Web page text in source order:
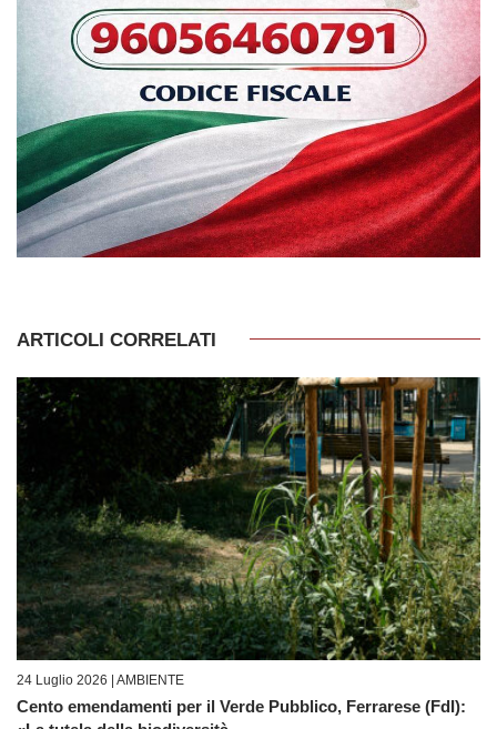
ARTICOLI CORRELATI
24 Luglio 2026 | AMBIENTE
Cento emendamenti per il Verde Pubblico, Ferrarese (FdI):